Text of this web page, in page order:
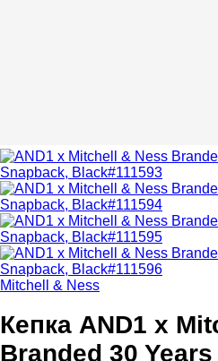
Mitchell & Ness
Кепка AND1 x
Branded 30